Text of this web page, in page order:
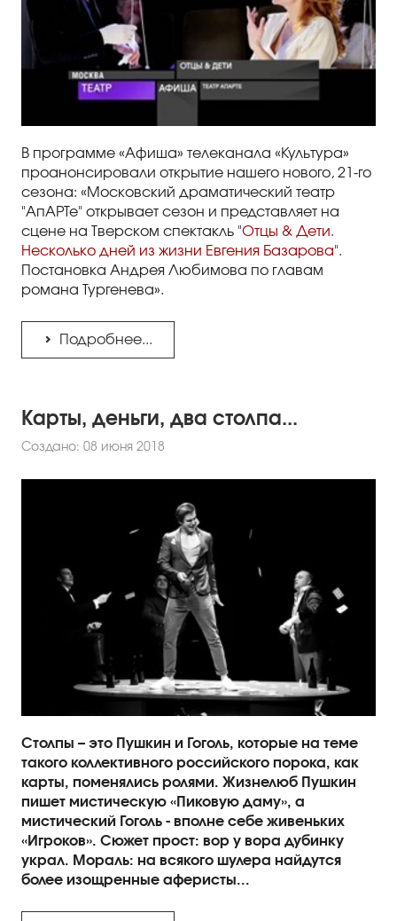
Правила группового посещения
Порядок возврата билетов
Репертуар
Билеты
Контакты
В программе «Афиша» телеканала «Культура»
проанонсировали открытие нашего нового, 21-го
сезона: «Московский драматический театр
"АпАРТе" открывает сезон и представляет на
сцене на Тверском спектакль "Отцы & Дети.
Несколько дней из жизни Евгения Базарова".
Постановка Андрея Любимова по главам
романа Тургенева».
Подробнее...
Карты, деньги, два столпа...
Создано: 08 июня 2018
Столпы – это Пушкин и Гоголь, которые на теме
такого коллективного российского порока, как
карты, поменялись ролями. Жизнелюб Пушкин
пишет мистическую «Пиковую даму», а
мистический Гоголь - вполне себе живеньких
«Игроков». Сюжет прост: вор у вора дубинку
украл. Мораль: на всякого шулера найдутся
более изощренные аферисты...